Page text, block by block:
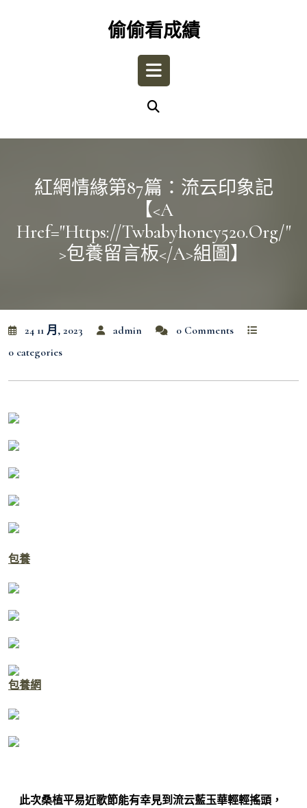
偷偷看成績
Open
紅網情緣第87篇：流云印象記
【<a
Href="https://twbabyhoney520.org/"
>包養留言板</a>組圖】
24 11 月, 2023 admin
0 Comments
0 categories
包養
包養網
此次桑植平易近歌節能有幸見到流云藍玉華輕輕搖頭，